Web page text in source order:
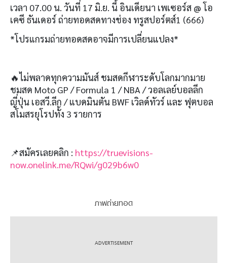
เวลา 07.00 น. วันที่ 17 มิ.ย. นี้ อินเดียนา เพเซอร์ส @โอ
เคซี ธันเดอร์ ถ่ายทอดสดทางช่อง ทรูสปอร์ตส์1 (666)
*โปรแกรมถ่ายทอดสดอาจมีการเปลี่ยนแปลง*
🔥ไม่พลาดทุกความมันส์ ชมสดกีฬาระดับโลกมากมาย
ชมสด Moto GP / Formula 1 / NBA /วอลเลย์บอลลีก
ญี่ปุ่น เอสวี.ลีก /แบดมินตัน BWF เวิลด์ทัวร์ และ ฟุตบอล
สโมสรยุโรปทั้ง 3 รายการ
📌สมัครเลยคลิก : https://truevisions-
now.onelink.me/RQwi/g029b6w0
ภาพถ่ายทอด